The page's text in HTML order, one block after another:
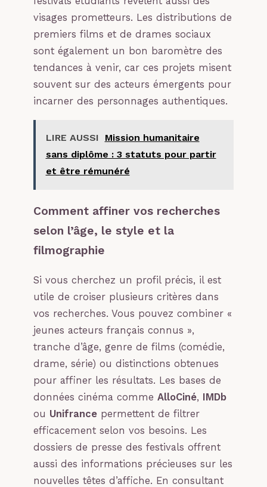
visages prometteurs. Les distributions de
premiers films et de drames sociaux
sont également un bon baromètre des
tendances à venir, car ces projets misent
souvent sur des acteurs émergents pour
incarner des personnages authentiques.
LIRE AUSSI
Mission humanitaire
sans diplôme : 3 statuts pour partir
et être rémunéré
Comment affiner vos recherches
selon l’âge, le style et la
filmographie
Si vous cherchez un profil précis, il est
utile de croiser plusieurs critères dans
vos recherches. Vous pouvez combiner «
jeunes acteurs français connus »,
tranche d’âge, genre de films (comédie,
drame, série) ou distinctions obtenues
pour affiner les résultats. Les bases de
données cinéma comme AlloCiné, IMDb
ou Unifrance permettent de filtrer
efficacement selon vos besoins. Les
dossiers de presse des festivals offrent
aussi des informations précieuses sur les
nouvelles têtes d’affiche. En consultant